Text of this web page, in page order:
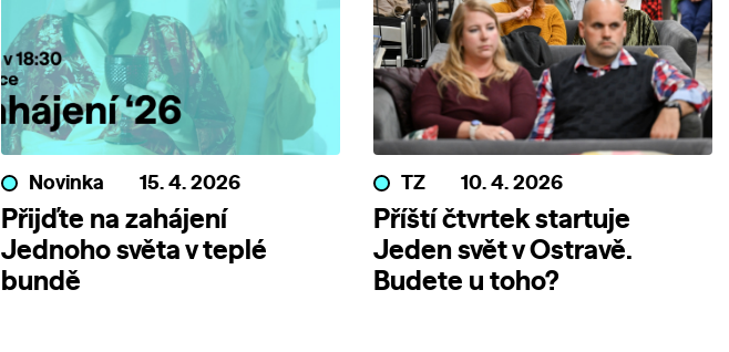
Novinka 15. 4. 2026
Přijďte na zahájení
Jednoho světa v teplé
bundě
TZ 10. 4. 2026
Příští čtvrtek startuje
Jeden svět v Ostravě.
Budete u toho?